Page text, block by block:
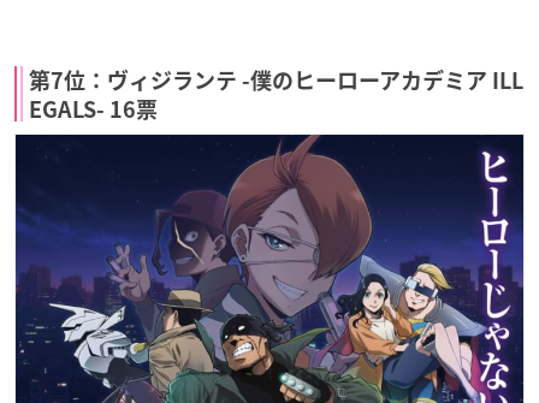
第7位：ヴィジランテ -僕のヒーローアカデミア ILL
EGALS- 16票